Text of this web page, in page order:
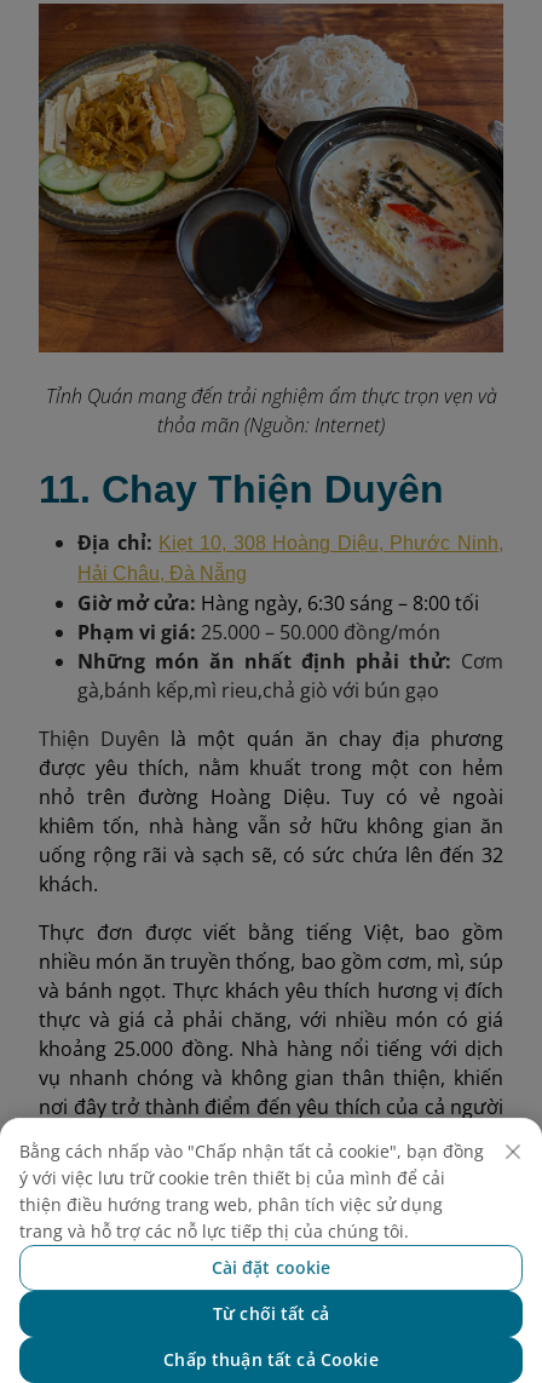
Tỉnh Quán mang đến trải nghiệm ẩm thực trọn vẹn và
thỏa mãn (Nguồn: Internet)
11. Chay Thiện Duyên
Địa chỉ: Kiẹt 10, 308 Hoàng Diệu, Phước Ninh,
Hải Châu, Đà Nẵng
Giờ mở cửa: Hàng ngày, 6:30 sáng – 8:00 tối
Phạm vi giá: 25.000 – 50.000 đồng/món
Những món ăn nhất định phải thử: Cơm
gà,bánh kếp,mì rieu,chả giò với bún gạo
Thiện Duyên là một quán ăn chay địa phương
được yêu thích, nằm khuất trong một con hẻm
nhỏ trên đường Hoàng Diệu. Tuy có vẻ ngoài
khiêm tốn, nhà hàng vẫn sở hữu không gian ăn
uống rộng rãi và sạch sẽ, có sức chứa lên đến 32
khách.
Thực đơn được viết bằng tiếng Việt, bao gồm
nhiều món ăn truyền thống, bao gồm cơm, mì, súp
và bánh ngọt. Thực khách yêu thích hương vị đích
thực và giá cả phải chăng, với nhiều món có giá
khoảng 25.000 đồng. Nhà hàng nổi tiếng với dịch
vụ nhanh chóng và không gian thân thiện, khiến
nơi đây trở thành điểm đến yêu thích của cả người
ẩm thực chay ngon miệng.
Bằng cách nhấp vào "Chấp nhận tất cả cookie", bạn đồng
ý với việc lưu trữ cookie trên thiết bị của mình để cải
thiện điều hướng trang web, phân tích việc sử dụng
trang và hỗ trợ các nỗ lực tiếp thị của chúng tôi.
Cài đặt cookie
Từ chối tất cả
Chấp thuận tất cả Cookie